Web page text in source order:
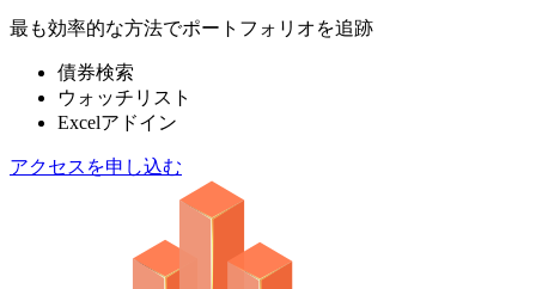
最も効率的な方法でポートフォリオを追跡
債券検索
ウォッチリスト
Excelアドイン
アクセスを申し込む